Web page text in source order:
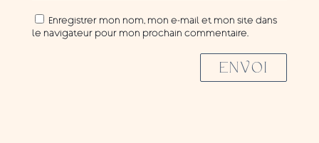
Enregistrer mon nom, mon e-mail et mon site dans
le navigateur pour mon prochain commentaire.
ENVOI